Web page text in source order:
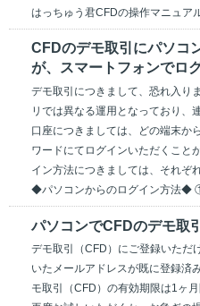
はっちゅう君CFDの操作マニュア
CFDのデモ取引にパソコ
が、スマートフォンでロ
デモ取引につきまして、恐れ入り
リでは異なる運用となっており
口座につきましては、どの端末か
ワードにてログインいただくこと
イン方法につきましては、それぞ
◆パソコンからのログイン方法◆
パソコンでCFDのデモ取
デモ取引（CFD）にご登録いただ
いたメールアドレスが既に登録済
モ取引（CFD）の有効期限は1ヶ